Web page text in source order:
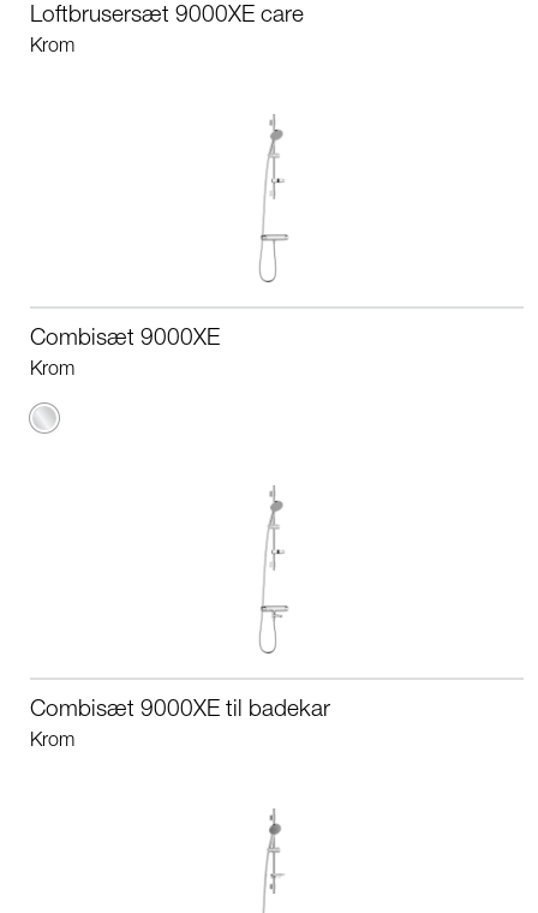
Loftbrusersæt 9000XE care
Krom
Combisæt 9000XE
Krom
Krom
Combisæt 9000XE til badekar
Krom